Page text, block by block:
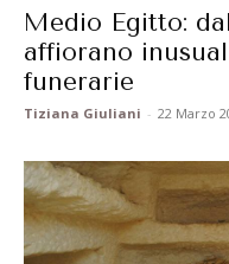
Medio Egitto:
affiorano
funerarie
Tiziana Giuliani - 22 Marzo